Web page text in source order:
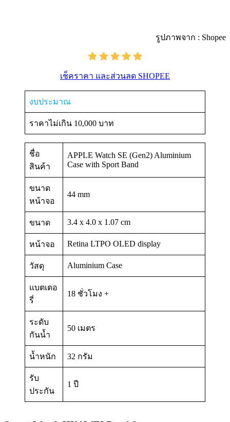
รูปภาพจาก : Shopee
เช็คราคา และส่วนลด SHOPEE
งบประมาณ
ราคาไม่เกิน 10,000 บาท
ชื่อ
สินค้า
APPLE Watch SE (Gen2) Aluminium
Case with Sport Band
ขนาด
หน้าจอ
44 mm
ขนาด 3.4 x 4.0 x 1.07 cm
หน้าจอ Retina LTPO OLED display
วัสดุ Aluminium Case
แบตเตอ
รี่
18 ชั่วโมง +
ระดับ
กันน้ำ
50 เมตร
น้ำหนัก 32 กรัม
รับ
ประกัน
1 ปี